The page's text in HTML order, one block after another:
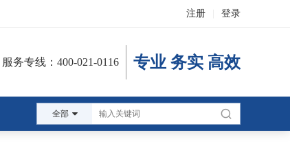
注册 登录
服务专线：400-021-0116 专业 务实 高效
全部